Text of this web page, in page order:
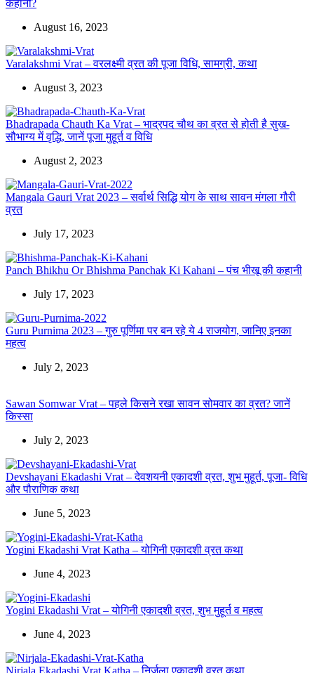
कहानी?
August 16, 2023
Varalakshmi Vrat – वरलक्ष्मी व्रत की पूजा विधि, सामग्री, कथा
August 3, 2023
Bhadrapada Chauth Ka Vrat – भाद्रपद चौथ का व्रत से होती है सुख-
सौभाग्य में वृद्धि, जानें पूजा मुहूर्त व विधि
August 2, 2023
Mangala Gauri Vrat 2023 – सर्वार्थ सिद्धि योग के साथ सावन मंगला गौरी
व्रत
July 17, 2023
Panch Bhikhu Or Bhishma Panchak Ki Kahani – पंच भीखू की कहानी
July 17, 2023
Guru Purnima 2023 – गुरु पूर्णिमा पर बन रहे ये 4 राजयोग, जानिए इनका
महत्व
July 2, 2023
Sawan Somwar Vrat – पहले किसने रखा सावन सोमवार का व्रत? जानें
किस्सा
July 2, 2023
Devshayani Ekadashi Vrat – देवशयनी एकादशी व्रत, शुभ मुहूर्त, पूजा- विधि
और पौराणिक कथा
June 5, 2023
Yogini Ekadashi Vrat Katha – योगिनी एकादशी व्रत कथा
June 4, 2023
Yogini Ekadashi Vrat – योगिनी एकादशी व्रत, शुभ मुहूर्त व महत्व
June 4, 2023
Nirjala Ekadashi Vrat Katha – निर्जला एकादशी व्रत कथा